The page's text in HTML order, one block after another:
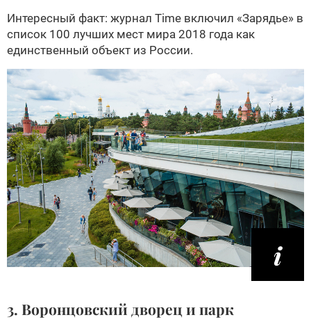
Интересный факт: журнал Time включил «Зарядье» в
список 100 лучших мест мира 2018 года как
единственный объект из России.
3. Воронцовский дворец и парк